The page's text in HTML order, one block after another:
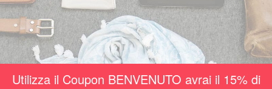
Utilizza il Coupon BENVENUTO avrai il 15% di